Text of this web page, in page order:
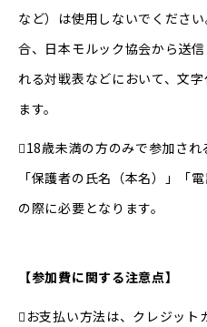
など）は使用しないでくださ
合、日本モルック協会から送
れる対戦表などにおいて、文
ます。
18歳未満の方のみで参加され
「保護者の氏名（本名）」「
の際に必要となります。
【参加費に関する注意点】
お支払い方法は、クレジット